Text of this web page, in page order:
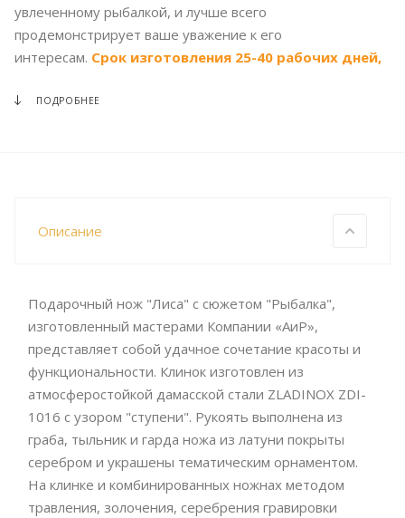
увлеченному рыбалкой, и лучше всего
продемонстрирует ваше уважение к его
интересам. Срок изготовления 25-40 рабочих дней,
ПОДРОБНЕЕ
Описание
Подарочный нож "Лиса" с сюжетом "Рыбалка",
изготовленный мастерами Компании «АиР»,
представляет собой удачное сочетание красоты и
функциональности. Клинок изготовлен из
атмосферостойкой дамасской стали ZLADINOX ZDI-
1016 с узором "ступени". Рукоять выполнена из
граба, тыльник и гарда ножа из латуни покрыты
серебром и украшены тематическим орнаментом.
На клинке и комбинированных ножнах методом
травления, золочения, серебрения гравировки